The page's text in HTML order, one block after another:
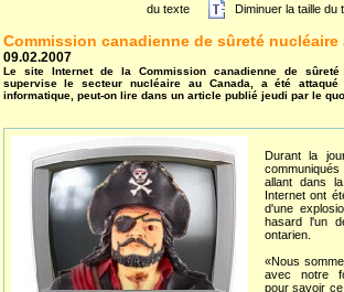
du texte
Diminuer la taille du
Commission canadienne de sûreté
09.02.2007
Le site Internet de la Commission canadienne de
supervise le secteur nucléaire au Canada, a été
informatique, peut-on lire dans un article publié jeudi par le
Durant la
allant dans
Internet ont
d'une
hasard l'un
ontarien.
«Nous
avec notre
pour savoir